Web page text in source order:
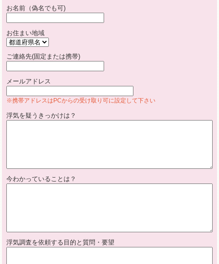
お名前（偽名でも可)
お住まい地域
ご連絡先(固定または携帯)
メールアドレス
※携帯アドレスはPCからの受け取り可に設定して下さい
浮気を疑うきっかけは？
今わかっていることは？
浮気調査を依頼する目的と質問・要望